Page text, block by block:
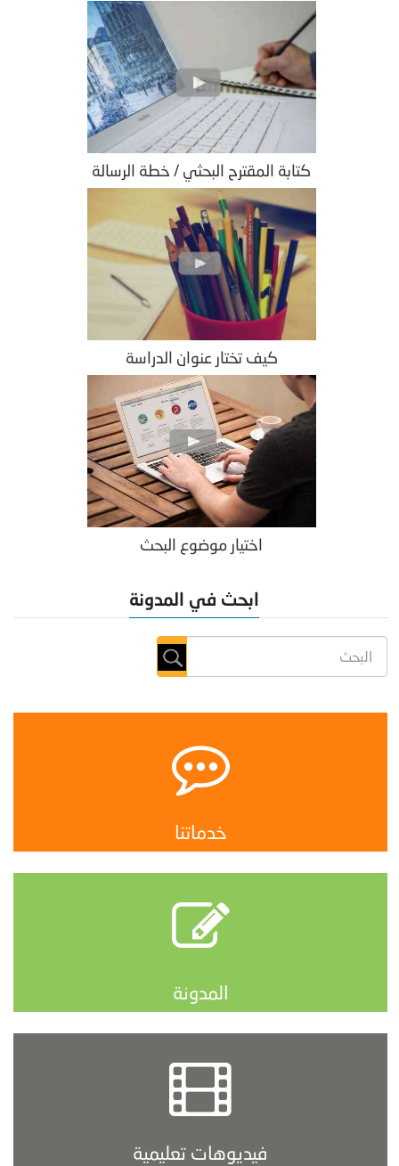
كتابة المقترح البحثي / خطة الرسالة
كيف تختار عنوان الدراسة
اختيار موضوع البحث
ابحث في المدونة
خدماتنا
المدونة
فيديوهات تعليمية